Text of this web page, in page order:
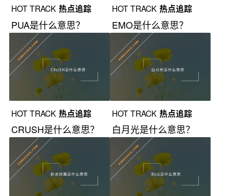
HOT TRACK 热点追踪
PUA是什么意思？
HOT TRACK 热点追踪
EMO是什么意思？
HOT TRACK 热点追踪
CRUSH是什么意思？
HOT TRACK 热点追踪
白月光是什么意思？